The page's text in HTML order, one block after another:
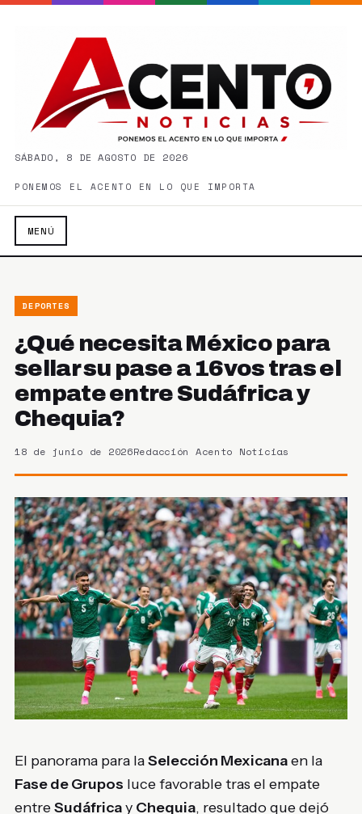
SÁBADO, 8 DE AGOSTO DE 2026
PONEMOS EL ACENTO EN LO QUE IMPORTA
MENÚ
DEPORTES
¿Qué necesita México para
sellar su pase a 16vos tras el
empate entre Sudáfrica y
Chequia?
18 de junio de 2026Redacción Acento Noticias
El panorama para laSelección Mexicanaen la
Fase de Grupos luce favorable tras el empate
entreSudáfricay Chequia, resultado que dejó